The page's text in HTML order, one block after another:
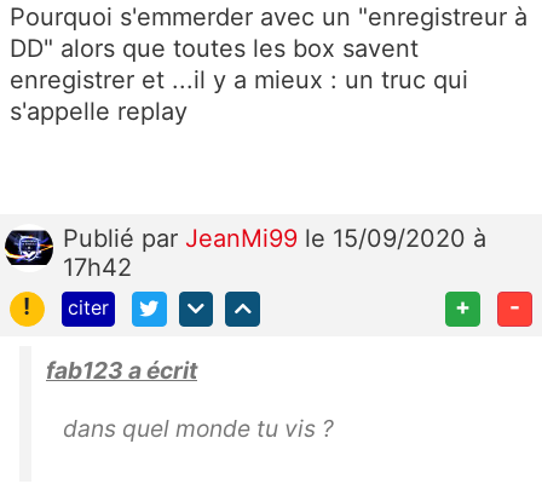
Pourquoi s'emmerder avec un "enregistreur à
DD" alors que toutes les box savent
enregistrer et ...il y a mieux : un truc qui
s'appelle replay
Publié par JeanMi99 le 15/09/2020 à
17h42
!
citer + -
fab123 a écrit
dans quel monde tu vis ?